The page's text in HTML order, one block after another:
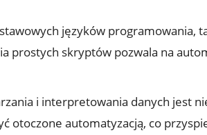
języków programowania,
prostych skryptów pozwala na
i interpretowania danych jest
otoczone automatyzacją, co